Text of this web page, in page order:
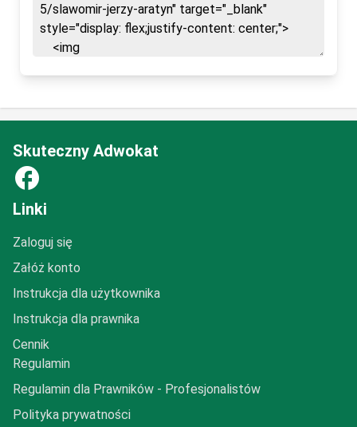
Skuteczny Adwokat
facebook
Linki
Zaloguj się
Załóż konto
Instrukcja dla użytkownika
Instrukcja dla prawnika
Cennik
Regulamin
Regulamin dla Prawników - Profesjonalistów
Polityka prywatności